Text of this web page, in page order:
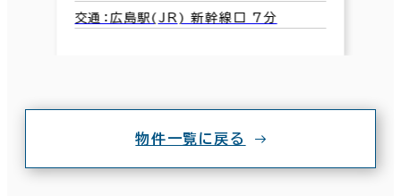
交通：広島駅(JR) 新幹線口 7分
物件一覧に戻る